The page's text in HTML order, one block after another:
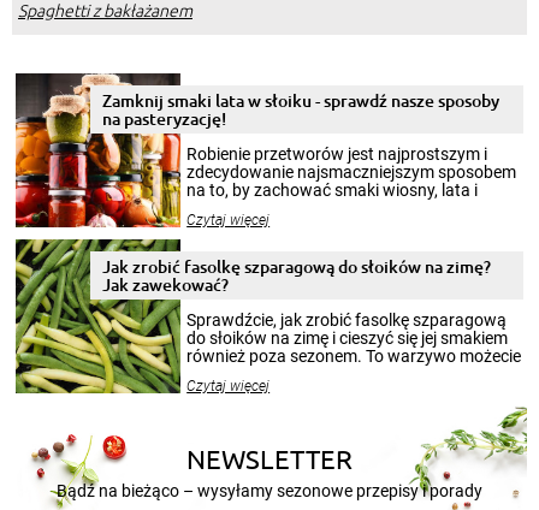
Spaghetti z bakłażanem
Zamknij smaki lata w słoiku - sprawdź nasze sposoby
na pasteryzację!
Robienie przetworów jest najprostszym i
zdecydowanie najsmaczniejszym sposobem
na to, by zachować smaki wiosny, lata i
krajobrazów, by cieszyć nimi oko w sezonie
pełni poczuć atmosferę cieplejszych
miesięcy. Przygotowanie słoików ze
patenty, które pozwolą zachować świeżość
przetworów.
Czytaj więcej
Jak zrobić fasolkę szparagową do słoików na zimę?
Jak zawekować?
Sprawdźcie, jak zrobić fasolkę szparagową
do słoików na zimę i cieszyć się jej smakiem
również poza sezonem. To warzywo możecie
nasze propozycje!
Czytaj więcej
NEWSLETTER
Bądź na bieżąco – wysyłamy sezonowe przepisy i porady